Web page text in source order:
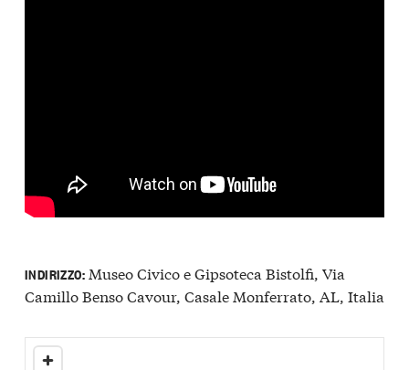
INDIRIZZO:Museo Civico e Gipsoteca Bistolfi, Via
Camillo Benso Cavour, Casale Monferrato, AL, Italia